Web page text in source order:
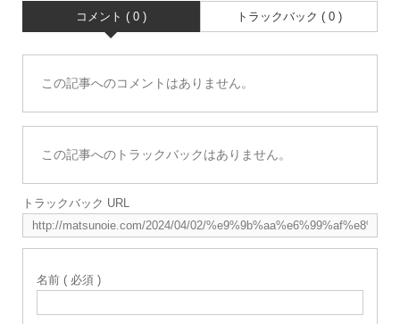
コメント ( 0 ) トラックバック ( 0 )
この記事へのコメントはありません。
この記事へのトラックバックはありません。
トラックバック URL
名前 ( 必須 )